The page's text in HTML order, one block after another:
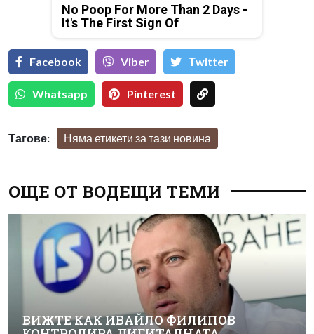
No Poop For More Than 2 Days -
It's The First Sign Of
Facebook Viber Тwitter
Whatsapp Pinterest
Тагове: Няма етикети за тази новина
ОЩЕ ОТ ВОДЕЩИ ТЕМИ
ВИЖТЕ КАК ИВАЙЛО ФИЛИПОВ